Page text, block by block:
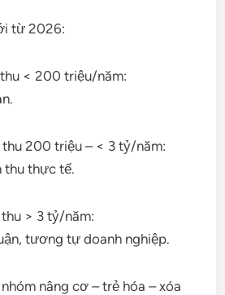
từ 2026:
< 200 triệu/năm:
200 triệu – < 3 tỷ/năm:
thu thực tế.
> 3 tỷ/năm:
tương tự doanh nghiệp.
nâng cơ – trẻ hóa – xóa